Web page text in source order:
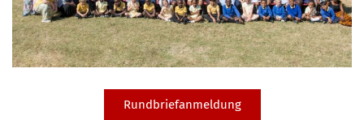
Rundbriefanmeldung